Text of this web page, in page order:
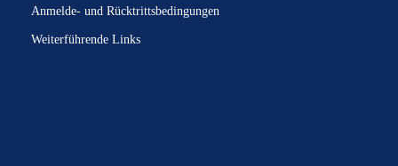
Anmelde- und Rücktrittsbedingungen
Weiterführende Links